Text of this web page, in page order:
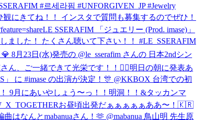
#르세라핌 #UNFORGIVEN_JP #Jewelry
にきてね！！ インスタで質問も募集するのでぜひ！
LE SSERAFIM 「ジュエリー (Prod. imase)」
ました！ たくさん聴いて下さい！！ #LE_SSERAFIM
8月23日(水)発売の @le_sserafim さんの 日本2ndシン
ん、ご一緒できて光栄です！！🙇‍♂️明日の朝に発表あ
に #imase の出演が決定！🎊 @KKBOX 台湾での初
9月にあいやしょう〜っ！！ 明洞！！&タッカンマ
お昼頃出発だぁぁぁぁぁああ〜！🇰🇷
はなんとmabanuaさん！🫶 @mabanua 鳥山明 先生原